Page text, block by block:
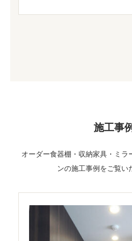
施工事
オーダー食器棚・収納家具・ミラ
ンの施工事例をご覧い